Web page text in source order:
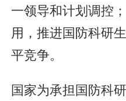
一领导和计划调控
用，推进国防科研
平竞争。
国家为承担国防科